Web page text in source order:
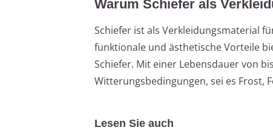
Warum Schiefer als
Schiefer ist als Verkleidungsmaterial
funktionale und ästhetische Vorteile
Schiefer. Mit einer Lebensdauer von
Witterungsbedingungen, sei es Frost,
Lesen Sie auch